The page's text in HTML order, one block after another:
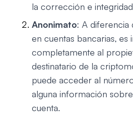
la corrección e
Anonimato: A diferencia
en cuentas bancarias,
completamente al
destinatario de la
puede acceder al
alguna información
cuenta.